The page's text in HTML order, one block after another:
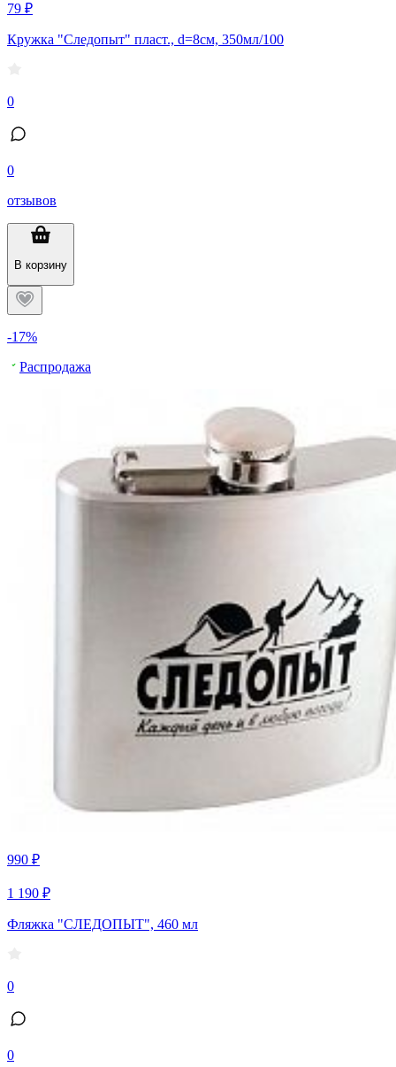
79 ₽
Кружка "Следопыт" пласт., d=8см, 350мл/100
0
0
отзывов
В корзину
-17%
Распродажа
990 ₽
1 190 ₽
Фляжка "СЛЕДОПЫТ", 460 мл
0
0